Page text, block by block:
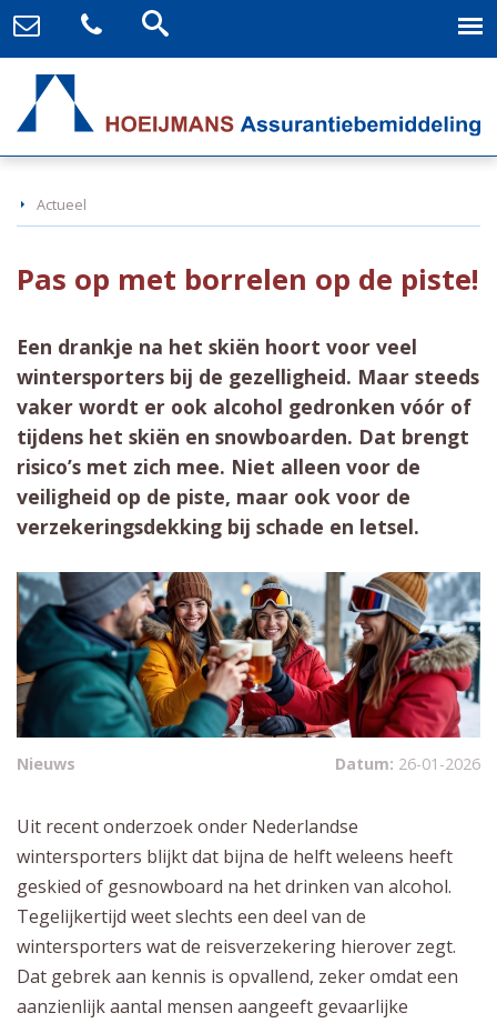
Actueel
Pas op met borrelen op de piste!
Een drankje na het skiën hoort voor veel
wintersporters bij de gezelligheid. Maar steeds
vaker wordt er ook alcohol gedronken vóór of
tijdens het skiën en snowboarden. Dat brengt
risico’s met zich mee. Niet alleen voor de
veiligheid op de piste, maar ook voor de
verzekeringsdekking bij schade en letsel.
Nieuws Datum: 26-01-2026
Uit recent onderzoek onder Nederlandse
wintersporters blijkt dat bijna de helft weleens heeft
geskied of gesnowboard na het drinken van alcohol.
Tegelijkertijd weet slechts een deel van de
wintersporters wat de reisverzekering hierover zegt.
Dat gebrek aan kennis is opvallend, zeker omdat een
aanzienlijk aantal mensen aangeeft gevaarlijke